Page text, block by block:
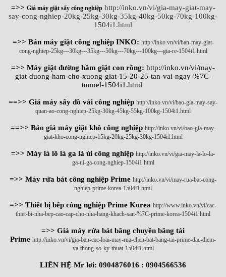
=>> Giá máy giặt sấy công nghiệp http://inko.vn/vi/gia-may-giat-may-
say-cong-nghiep-20kg-25kg-30kg-35kg-40kg-50kg-70kg-100kg-
1504i1.html
=>> Bán máy giặt công nghiệp INKO: http://inko.vn/vi/ban-may-giat-
cong-nghiep-25kg---30kg---35kg---50kg---70kg---100kg---gia-re-1504i1.html
=>> Máy giặt đường hầm giặt con rồng: http://inko.vn/vi/may-
giat-duong-ham-cho-xuong-giat-15-20-25-tan-vai-ngay-%7C-
tunnel-1504i1.html
==>> Giá máy sấy đồ vải công nghiệp http://inko.vn/vi/bao-gia-may-say-
quan-ao-cong-nghiep-25kg-30kg-45kg-55kg-100kg-1504i1.html
==>> Báo giá máy giặt khô công nghiệp http://inko.vn/vi/bao-gia-may-
giat-kho-cong-nghiep-15kg-20kg-25kg-30kg-1504i1.html
=>> Máy là lô là ga là ủi công nghiệp http://inko.vn/vi/gia-may-la-lo-la-
ga-ui-ga-cong-nghiep-1504i1.html
=>> Máy rửa bát công nghiệp Prime http://inko.vn/vi/may-rua-bat-cong-
nghiep-prime-korea-1504i1.html
=>> Thiết bị bếp công nghiệp Prime Korea http://www.inko.vn/vi/cac-
thiet-bi-nha-bep-cao-cap-cho-nha-hang-khach-san-%7C-prime-korea-1504i1.html
=>> Giá máy rửa bát băng chuyền băng tải
Prime http://inko.vn/vi/gia-ban-cac-loai-may-rua-chen-bat-bang-tai-prime-dac-diem-
va-thong-so-ky-thuat-1504i1.html
LIÊN HỆ Mr lơi: 0904876016 : 0904566536